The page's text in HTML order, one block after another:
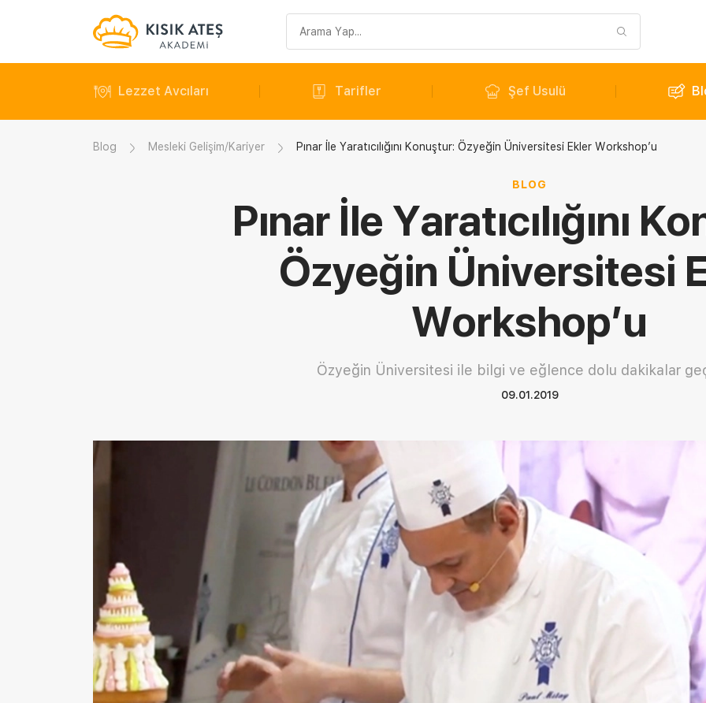
sorgusu
Lezzet Avcıları Tarifler Şef Usulü
Blog Mesleki Gelişim/Kariyer Pınar İle Yaratıcılığını Konuştur: Özyeğin Üniversitesi Ekler Workshop’u
BLOG
Pınar İle Yaratıcılığını
Özyeğin Üniversitesi
Workshop’u
Özyeğin Üniversitesi ile bilgi ve eğlence dolu dakikalar
09.01.2019